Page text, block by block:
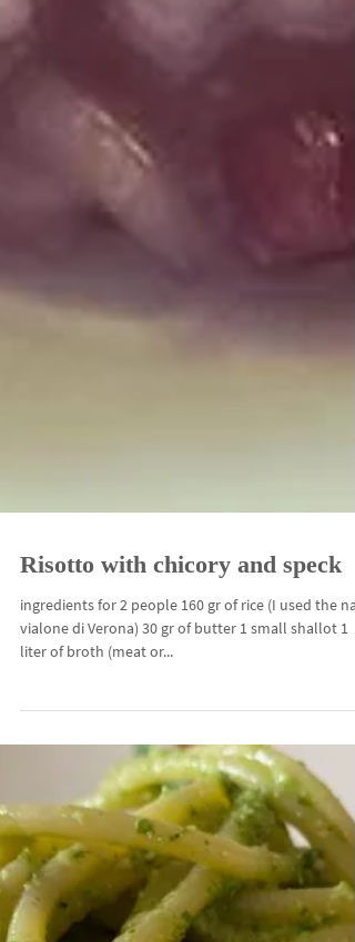
vialone di Verona) 30 gr of butter 1 small shallot 1
liter of broth (meat or...